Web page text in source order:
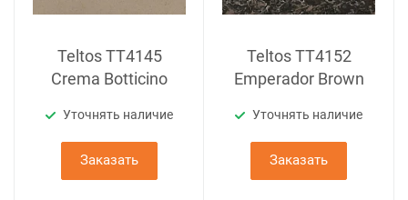
Teltos TT4145
Crema Botticino
Уточнять наличие
Заказать
Teltos TT4152
Emperador Brown
Уточнять наличие
Заказать